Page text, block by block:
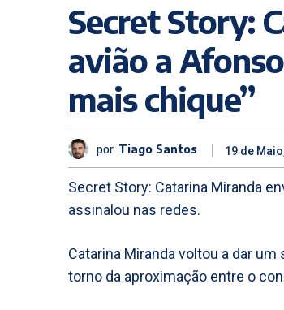
Secret Story:
avião a
mais chique”
por Tiago Santos 19 de
Secret Story: Catarina Miranda
assinalou nas redes.
Catarina Miranda voltou a dar
torno da aproximação entre o